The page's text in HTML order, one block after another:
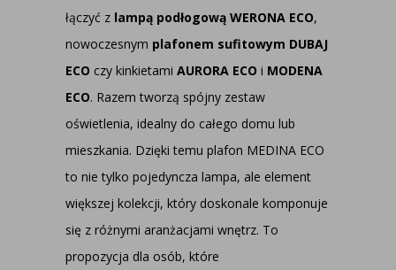
łączyć z lampą podłogową WERONA ECO,
nowoczesnym plafonem sufitowym DUBAJ
ECO czy kinkietami AURORA ECO i MODENA
ECO. Razem tworzą spójny zestaw
oświetlenia, idealny do całego domu lub
mieszkania. Dzięki temu plafon MEDINA ECO
to nie tylko pojedyncza lampa, ale element
większej kolekcji, który doskonale komponuje
się z różnymi aranżacjami wnętrz. To
propozycja dla osób, które